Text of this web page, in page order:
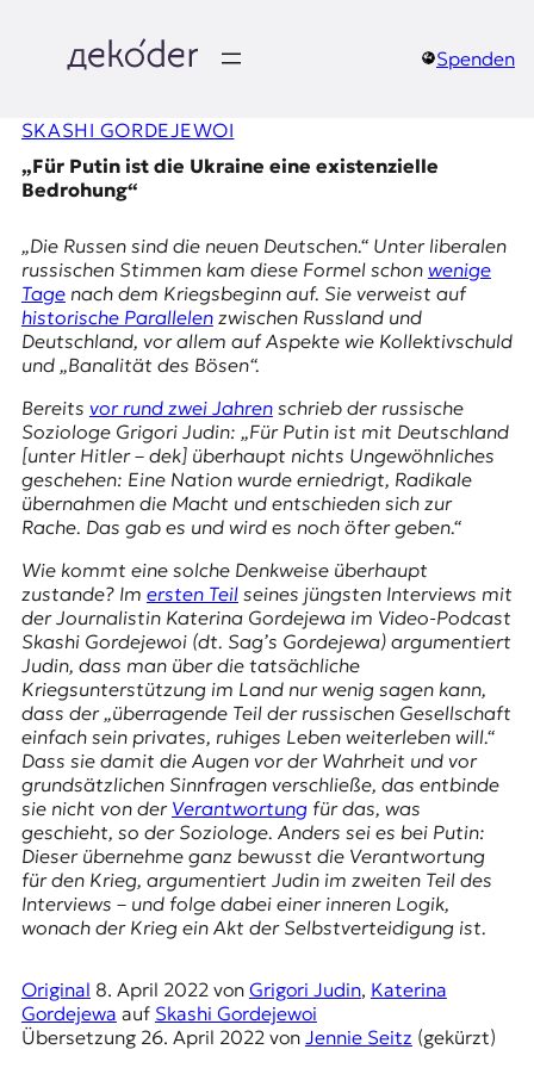
springen
e
k
o
d
e
r
|
D
E
K
O
D
E
R
W
s
s
e
J
o
u
Spenden
SKASHI GORDEJEWOI
„Für Putin ist die Ukraine eine existenzielle
Bedrohung“
„Die Russen sind die neuen Deutschen.“ Unter liberalen
russischen Stimmen kam diese Formel schon wenige
Tagenach dem Kriegsbeginn auf. Sie verweist auf
historische Parallelenzwischen Russland und
Deutschland, vor allem auf Aspekte wie Kollektivschuld
und „Banalität des Bösen“.
Bereits vor rund zwei Jahrenschrieb der russische
Soziologe Grigori Judin: „Für Putin ist mit Deutschland
[unter Hitler – dek] überhaupt nichts Ungewöhnliches
geschehen: Eine Nation wurde erniedrigt, Radikale
übernahmen die Macht und entschieden sich zur
Rache. Das gab es und wird es noch öfter geben.“
Wie kommt eine solche Denkweise überhaupt
zustande? Im ersten Teilseines jüngsten Interviews mit
der Journalistin Katerina Gordejewa im Video-Podcast
Skashi Gordejewoi(dt. Sag’s Gordejewa) argumentiert
Judin, dass man über die tatsächliche
Kriegsunterstützung im Land nur wenig sagen kann,
dass der „überragende Teil der russischen Gesellschaft
einfach sein privates, ruhiges Leben weiterleben will.“
Dass sie damit die Augen vor der Wahrheit und vor
grundsätzlichen Sinnfragen verschließe, das entbinde
sie nicht von der Verantwortungfür das, was
geschieht, so der Soziologe. Anders sei es bei Putin:
Dieser übernehme ganz bewusst die Verantwortung
für den Krieg, argumentiert Judin im zweiten Teil des
Interviews – und folge dabei einer inneren Logik,
wonach der Krieg ein Akt der Selbstverteidigung ist.
Original 8. April 2022von Grigori Judin, Katerina
Gordejewa auf Skashi Gordejewoi
Übersetzung 26. April 2022von Jennie Seitz (gekürzt)